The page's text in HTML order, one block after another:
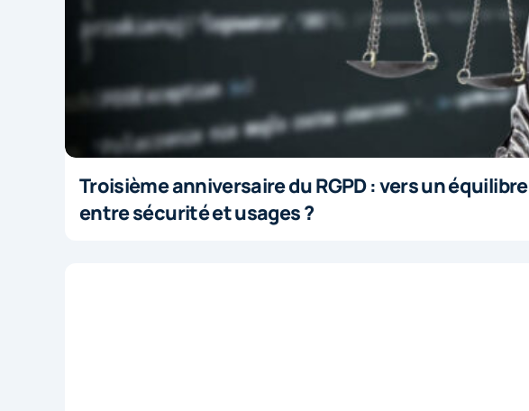
Troisième anniversaire du RGPD : vers un équilibre
entre sécurité et usages ?